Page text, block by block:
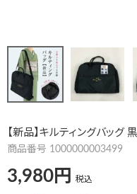
【新品】キルティングバッグ
商品番号 1000000003499
3,980 税込